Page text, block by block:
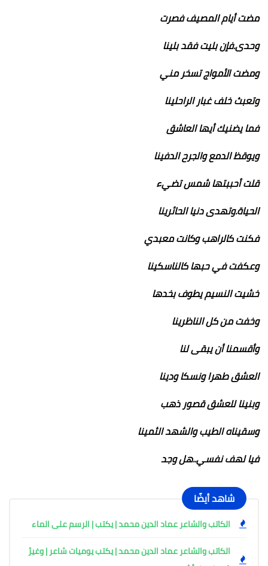
مضت أيام المصيف فصرت
وحدى.فإن بليت فقد بلينا
ومضت الأمواج تسخر مني
وتعبث خلف غبار الراحلينا
فما يضنيك أيها العاشق
ويوقظ الدمع والجرح الدفينا
قلت أحببتها شمس تضيء
الحياة.وتهدى دنيا الحائرينا
فكنت كالراهب وكانت معبدي
وعكفت في حبها كالناسكينا
خشيت النسيم يطوف بخدها
وخفت من كل الناظرينا
وأقسمنا أن يبقى لنا
العشق طهرا ونسكا ودينا
وبنينا للعشق قصور ذهب
وسقيناه الطيب والشهد الثمينا
فيا لهف نفسي..هل وجد
شاهد أيضًا
الكاتب والشاعر عماد الدين محمد | يكتب | الرسم على الماء
الكاتب والشاعر عماد الدين محمد | يكتب يوميات شاعر | وغيرُ